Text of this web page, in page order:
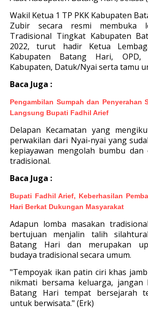
Wakil Ketua 1 TP PKK Kabupaten
Zubir secara resmi membuka
Tradisional Tingkat Kabupaten
2022, turut hadir Ketua
Kabupaten Batang Hari, OPD,
Kabupaten, Datuk/Nyai serta tamu
Baca Juga :
Pengambilan Sumpah dan Penyerahan
Langsung Bupati Fadhil Arief
Delapan Kecamatan yang
perwakilan dari Nyai-nyai yang
kepiayawan mengolah bumbu dan
tradisional.
Baca Juga :
Bupati Fadhil Arief, Keberhasilan
Hari Berkat Dukungan Masyarakat
Adapun lomba masakan
bertujuan menjalin talih
Batang Hari dan merupakan
budaya tradisional secara umum.
"Tempoyak ikan patin ciri khas
nikmati bersama keluarga,
Batang Hari tempat bersejarah
untuk berwisata." (Erk)